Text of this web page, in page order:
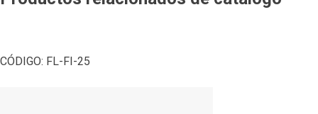
CÓDIGO: FL-FI-25